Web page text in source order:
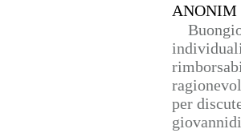
ANONIM
per